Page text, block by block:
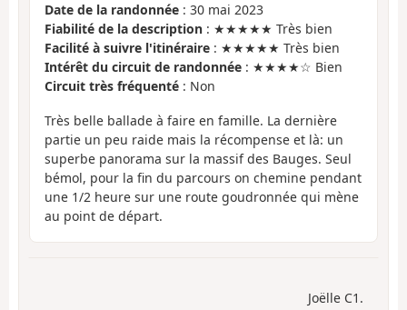
Date de la randonnée : 30 mai 2023
Fiabilité de la description : ★★★★★ Très bien
Facilité à suivre l'itinéraire : ★★★★★ Très bien
Intérêt du circuit de randonnée : ★★★★☆ Bien
Circuit très fréquenté : Non
Très belle ballade à faire en famille. La dernière
partie un peu raide mais la récompense et là: un
superbe panorama sur la massif des Bauges. Seul
bémol, pour la fin du parcours on chemine pendant
une 1/2 heure sur une route goudronnée qui mène
au point de départ.
Joëlle C1.